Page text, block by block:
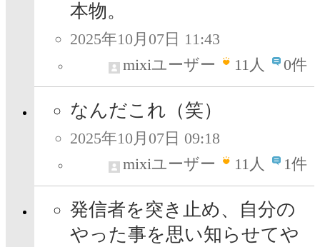
本物。
2025年10月07日 11:43
mixiユーザー
11人 0件
なんだこれ（笑）
2025年10月07日 09:18
mixiユーザー
11人 1件
発信者を突き止め、自分の
やった事を思い知らせてや